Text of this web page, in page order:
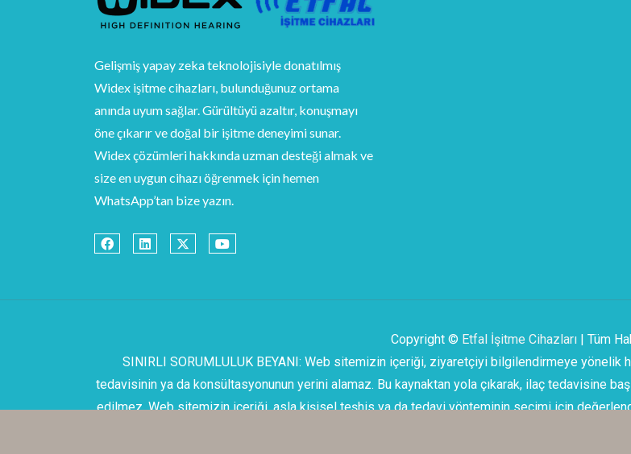
Gelişmiş yapay zeka teknolojisiyle donatılmış
Widex işitme cihazları, bulunduğunuz ortama
anında uyum sağlar. Gürültüyü azaltır, konuşmayı
öne çıkarır ve doğal bir işitme deneyimi sunar.
Widex çözümleri hakkında uzman desteği almak ve
size en uygun cihazı öğrenmek için hemen
WhatsApp’tan bize yazın.
Copyright © Etfal İşitme Cihazları | Tüm
SINIRLI SORUMLULUK BEYANI: Web sitemizin içeriği, ziyaretçiyi bilgilendirmeye yönelik
tedavisinin ya da konsültasyonunun yerini alamaz. Bu kaynaktan yola çıkarak, ilaç tedavisine
edilmez. Web sitemizin içeriği, asla kişisel teşhis ya da tedavi yönteminin seçimi için